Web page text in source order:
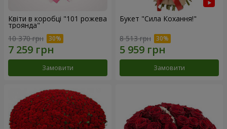
Квіти в коробці "101 рожева
троянда"
10 370 грн
Замовити
Букет "Сила Кохання!"
8 513 грн
Замовити